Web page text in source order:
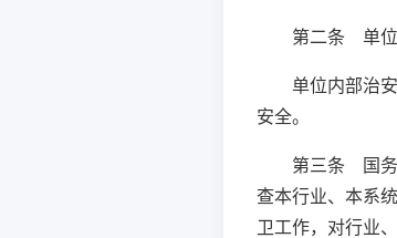
第二条 单位
单位内部治
安全。
第三条 国务
查本行业、本系
卫工作，对行业